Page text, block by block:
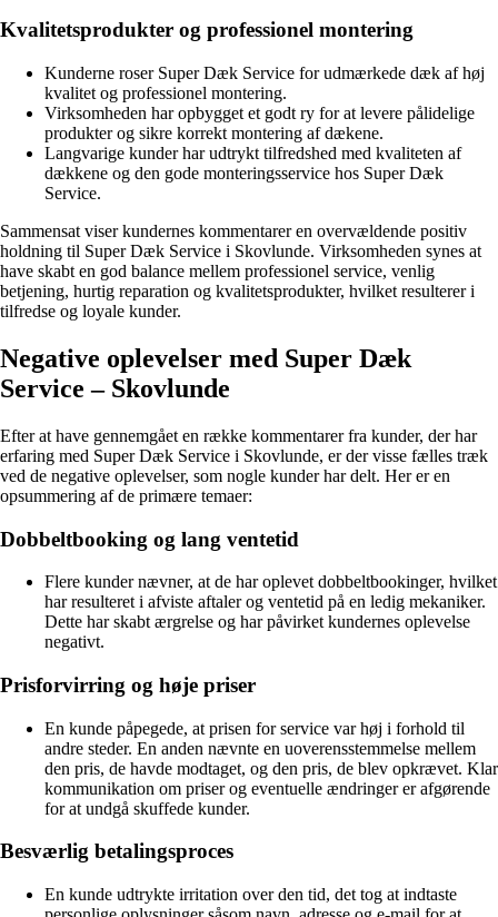
Kvalitetsprodukter og professionel montering
Kunderne roser Super Dæk Service for udmærkede dæk af høj
kvalitet og professionel montering.
Virksomheden har opbygget et godt ry for at levere pålidelige
produkter og sikre korrekt montering af dækene.
Langvarige kunder har udtrykt tilfredshed med kvaliteten af
dækkene og den gode monteringsservice hos Super Dæk
Service.
Sammensat viser kundernes kommentarer en overvældende positiv
holdning til Super Dæk Service i Skovlunde. Virksomheden synes at
have skabt en god balance mellem professionel service, venlig
betjening, hurtig reparation og kvalitetsprodukter, hvilket resulterer i
tilfredse og loyale kunder.
Negative oplevelser med Super Dæk
Service – Skovlunde
Efter at have gennemgået en række kommentarer fra kunder, der har
erfaring med Super Dæk Service i Skovlunde, er der visse fælles træk
ved de negative oplevelser, som nogle kunder har delt. Her er en
opsummering af de primære temaer:
Dobbeltbooking og lang ventetid
Flere kunder nævner, at de har oplevet dobbeltbookinger, hvilket
har resulteret i afviste aftaler og ventetid på en ledig mekaniker.
Dette har skabt ærgrelse og har påvirket kundernes oplevelse
negativt.
Prisforvirring og høje priser
En kunde påpegede, at prisen for service var høj i forhold til
andre steder. En anden nævnte en uoverensstemmelse mellem
den pris, de havde modtaget, og den pris, de blev opkrævet. Klar
kommunikation om priser og eventuelle ændringer er afgørende
for at undgå skuffede kunder.
Besværlig betalingsproces
En kunde udtrykte irritation over den tid, det tog at indtaste